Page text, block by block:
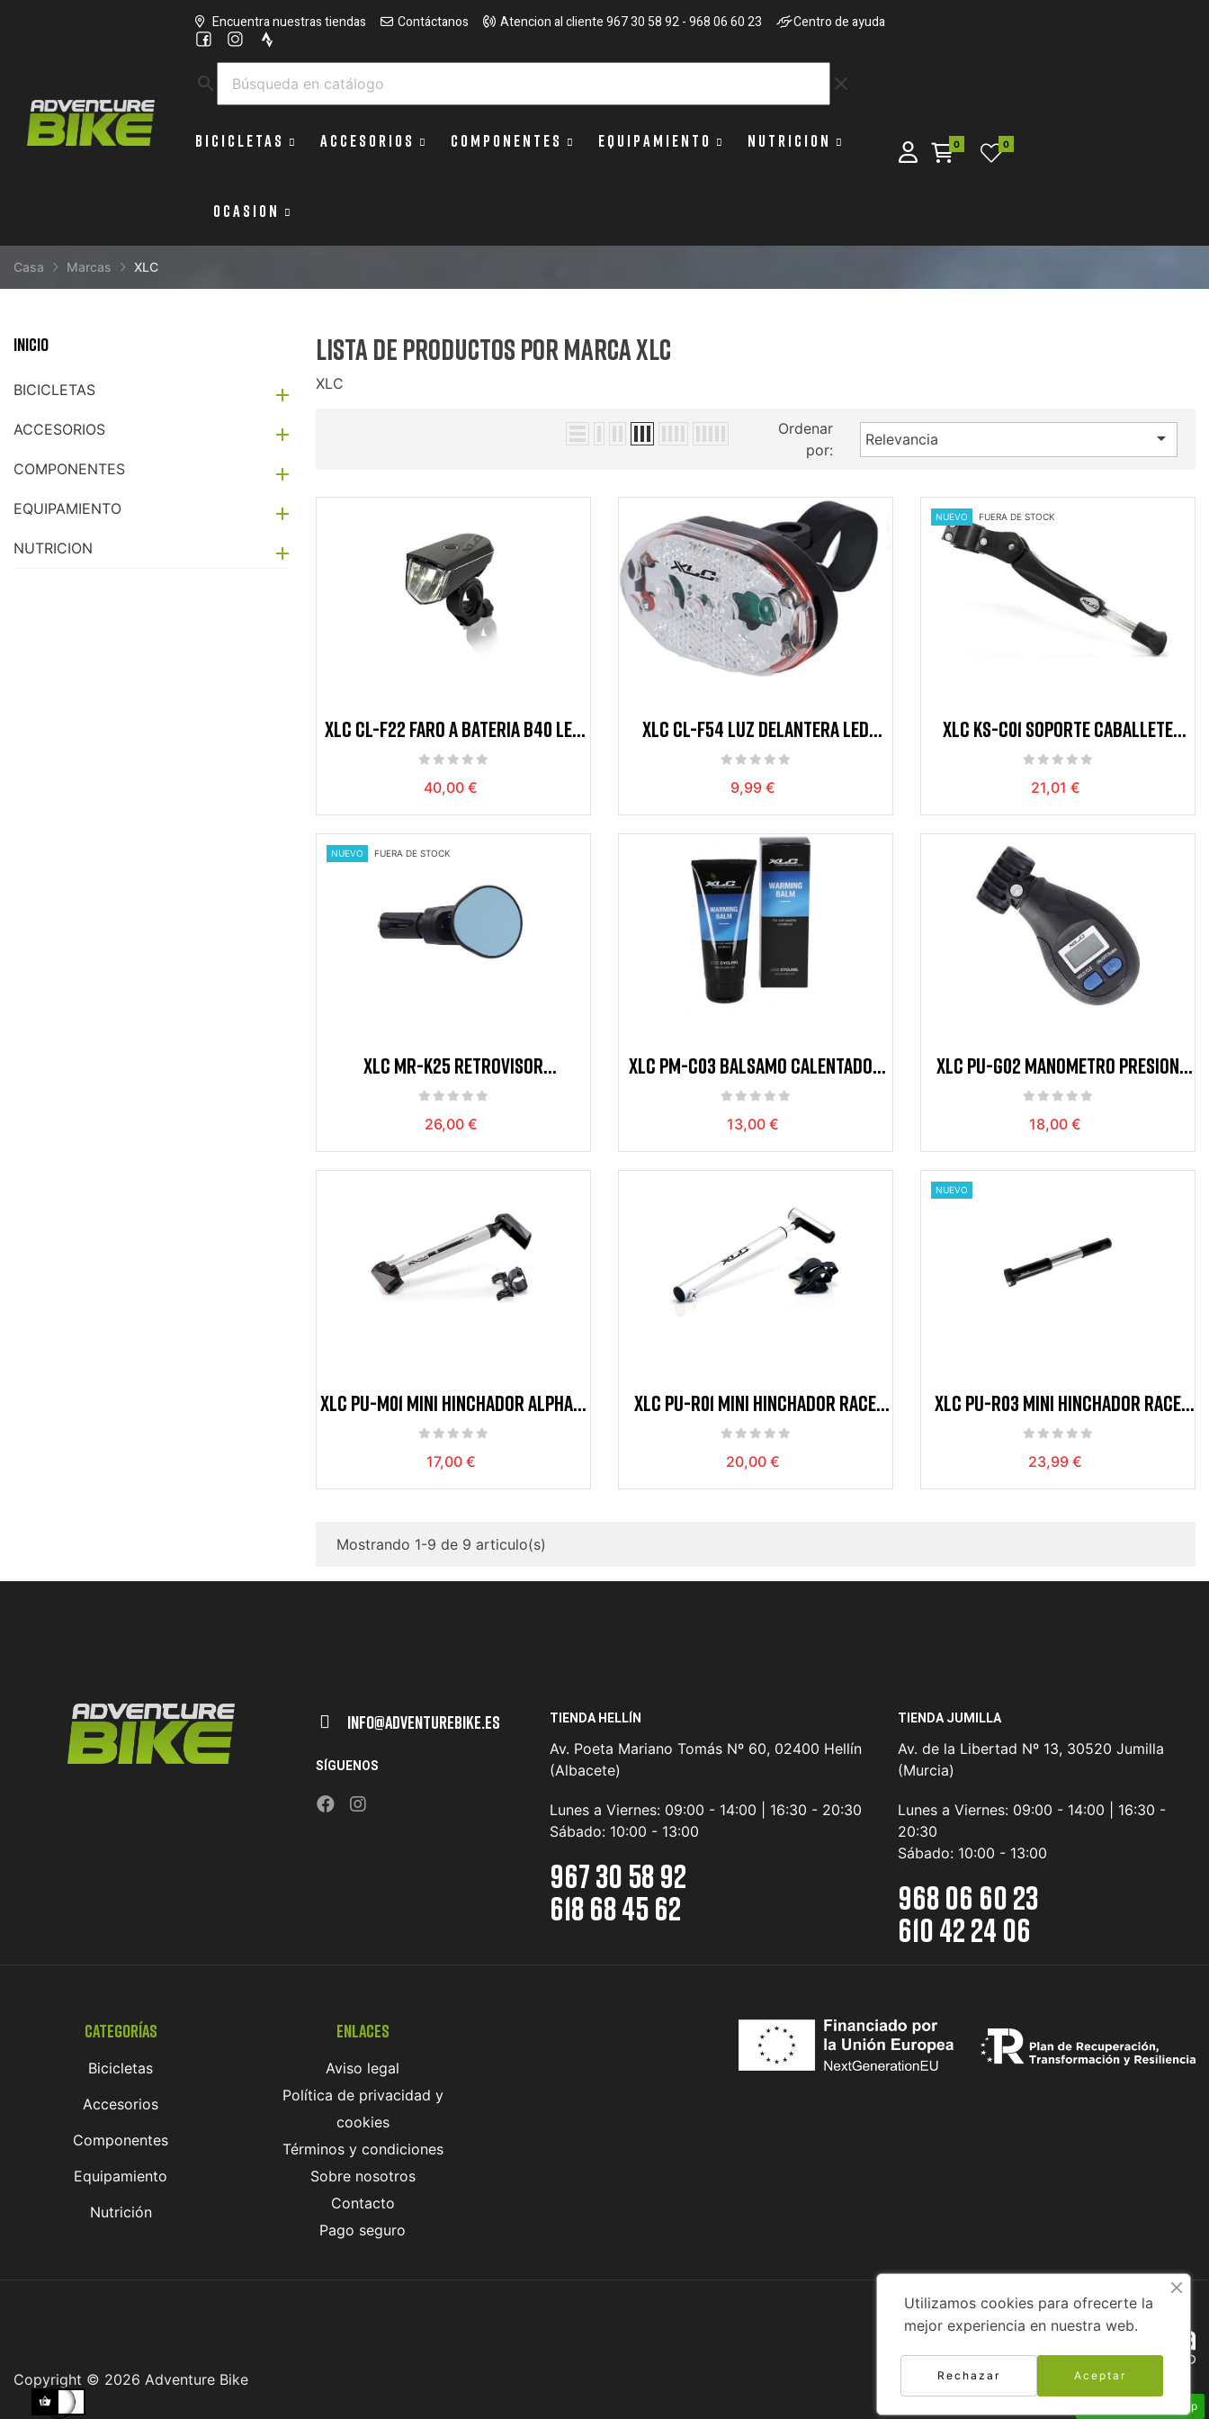
Encuentra nuestras tiendas Contáctanos Atencion al cliente 967 30 58 92 - 968 06 60 23 Centro de ayuda
search clear
BICICLETAS ACCESORIOS COMPONENTES EQUIPAMIENTO NUTRICION
OCASION
0 0
Casa Marcas XLC
Inicio
BICICLETAS 
ACCESORIOS 
COMPONENTES 
EQUIPAMIENTO 
NUTRICION 
Lista de productos por marca XLC
XLC
Ordenar
por:
Relevancia 
XLC CL-F22 FARO A BATERIA B40 LED
CON REFLECTANTE
40,00 €
XLC CL-F54 LUZ DELANTERA LED
PERDITA 5X A PILA BLA
9,99 €
NUEVO FUERA DE STOCK
XLC KS-C01 SOPORTE CABALLETE
AJUSTABLE 24-28" NEGR
21,01 €
NUEVO FUERA DE STOCK
XLC MR-K25 RETROVISOR
IZQ/DER.INT.16-23 AJUST.NEG
26,00 €
XLC PM-C03 BALSAMO CALENTADOR
ANTES DEL
13,00 €
XLC PU-G02 MANOMETRO PRESION
VALV.SCHRADER/PRESTA
18,00 €
XLC PU-M01 MINI HINCHADOR ALPHA 6
BAR ALU PLATA
17,00 €
XLC PU-R01 MINI HINCHADOR RACE
VALVULA P
20,00 €
NUEVO
XLC PU-R03 MINI HINCHADOR RACE
220 MM 7 BAR ALUMINIO PLATA/N
23,99 €
Mostrando 1-9 de 9 articulo(s)
Info@adventurebike.es
SÍGUENOS
TIENDA HELLÍN
Av. Poeta Mariano Tomás Nº 60, 02400 Hellín
(Albacete)
Lunes a Viernes: 09:00 - 14:00 | 16:30 - 20:30
Sábado: 10:00 - 13:00
967 30 58 92
618 68 45 62
TIENDA JUMILLA
Av. de la Libertad Nº 13, 30520 Jumilla
(Murcia)
Lunes a Viernes: 09:00 - 14:00 | 16:30 -
20:30
Sábado: 10:00 - 13:00
968 06 60 23
610 42 24 06
Categorías
Bicicletas
Accesorios
Componentes
Equipamiento
Nutrición
Enlaces
Aviso legal
Política de privacidad y
cookies
Términos y condiciones
Sobre nosotros
Contacto
Pago seguro
Copyright © 2026 Adventure Bike
Envíanos un Whatsapp
Utilizamos cookies para ofrecerte la
mejor experiencia en nuestra web.
Aceptar
Rechazar